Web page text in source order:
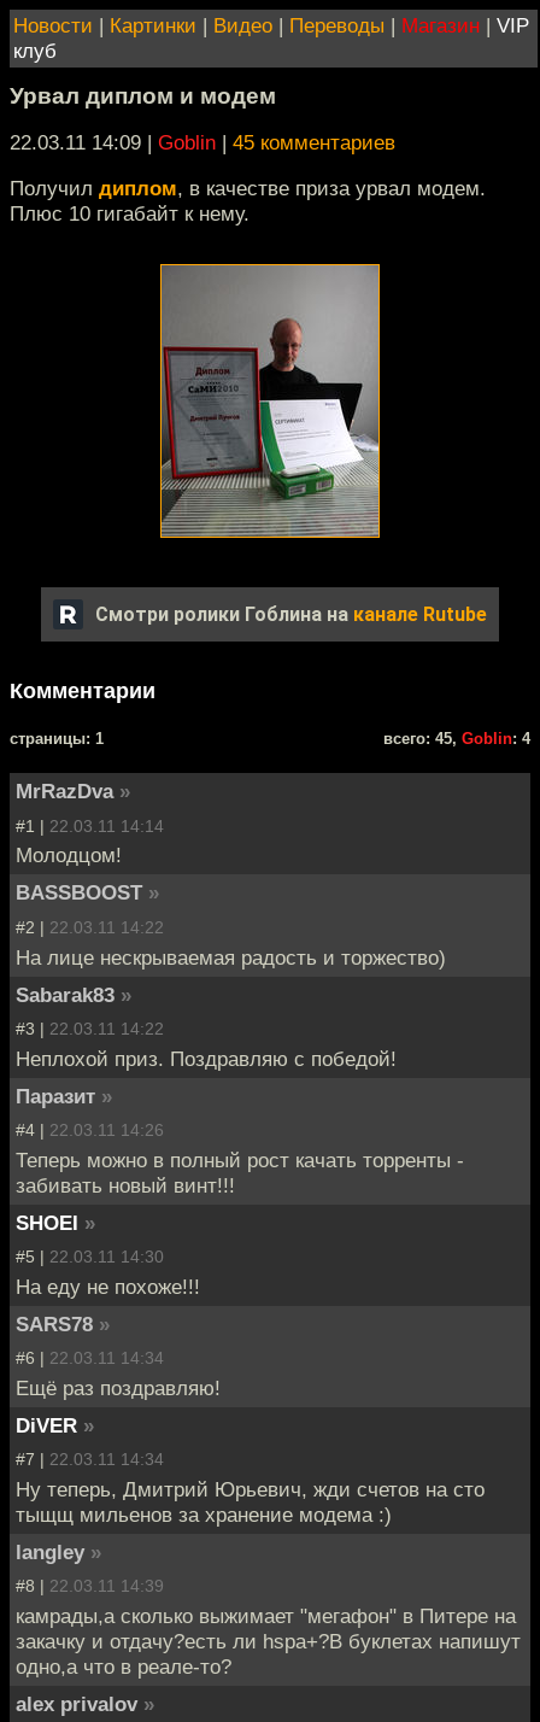
Новости | Картинки | Видео | Переводы | Магазин | VIP
клуб
Урвал диплом и модем
22.03.11 14:09 | Goblin | 45 комментариев
Получил диплом, в качестве приза урвал модем.
Плюс 10 гигабайт к нему.
Смотри ролики Гоблина на канале Rutube
Комментарии
cтраницы: 1 всего: 45, Goblin: 4
MrRazDva »
#1 | 22.03.11 14:14
Молодцом!
BASSBOOST »
#2 | 22.03.11 14:22
На лице нескрываемая радость и торжество)
Sabarak83 »
#3 | 22.03.11 14:22
Неплохой приз. Поздравляю с победой!
Паразит »
#4 | 22.03.11 14:26
Теперь можно в полный рост качать торренты -
забивать новый винт!!!
SHOEI »
#5 | 22.03.11 14:30
На еду не похоже!!!
SARS78 »
#6 | 22.03.11 14:34
Ещё раз поздравляю!
DiVER »
#7 | 22.03.11 14:34
Ну теперь, Дмитрий Юрьевич, жди счетов на сто
тыщщ мильенов за хранение модема :)
langley »
#8 | 22.03.11 14:39
камрады,а сколько выжимает "мегафон" в Питере на
закачку и отдачу?есть ли hspa+?В буклетах напишут
одно,а что в реале-то?
alex privalov »